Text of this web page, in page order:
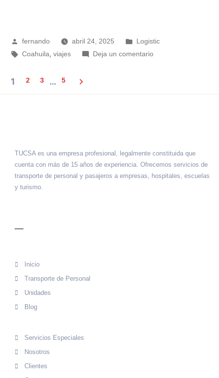
fernando abril 24, 2025
Logistic
Coahuila,viajes Deja un comentario
1 2 3 … 5
TUCSA es una empresa profesional, legalmente constituida que
cuenta con más de 15 años de experiencia. Ofrecemos servicios de
transporte de personal y pasajeros a empresas, hospitales, escuelas
y turismo.
Inicio
Transporte de Personal
Unidades
Blog
Servicios Especiales
Nosotros
Clientes